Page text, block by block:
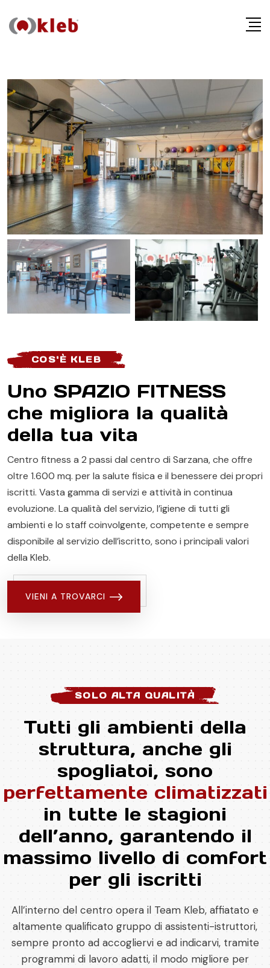
COS'È KLEB
Uno SPAZIO FITNESS
che migliora la qualità
della tua vita
Centro fitness a 2 passi dal centro di Sarzana, che offre
oltre 1.600 mq. per la salute fisica e il benessere dei propri
iscritti. Vasta gamma di servizi e attività in continua
evoluzione. La qualità del servizio, l’igiene di tutti gli
ambienti e lo staff coinvolgente, competente e sempre
disponibile al servizio dell’iscritto, sono i principali valori
della Kleb.
VIENI A TROVARCI
SOLO ALTA QUALITÀ
Tutti gli ambienti della
struttura, anche gli
spogliatoi, sono
perfettamente climatizzati
in tutte le stagioni
dell’anno, garantendo il
massimo livello di comfort
per gli iscritti
All’interno del centro opera il Team Kleb, affiatato e
altamente qualificato gruppo di assistenti-istruttori,
sempre pronto ad accogliervi e ad indicarvi, tramite
programmi di lavoro adatti, il modo migliore per